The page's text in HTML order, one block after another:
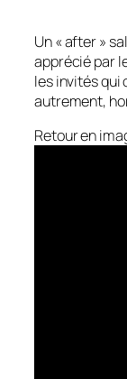
Un « after »
apprécié par
les invités qui
autrement,
Retour en